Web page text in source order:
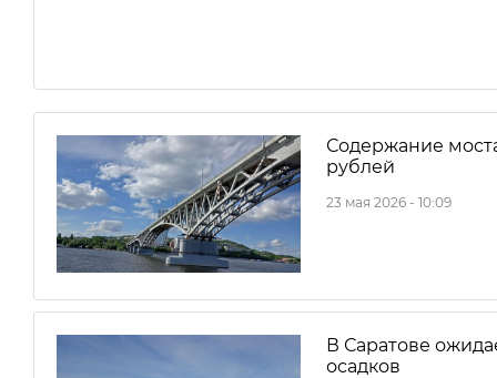
Содержание
рублей
23 мая 2026 - 10:09
В Саратове
осадков